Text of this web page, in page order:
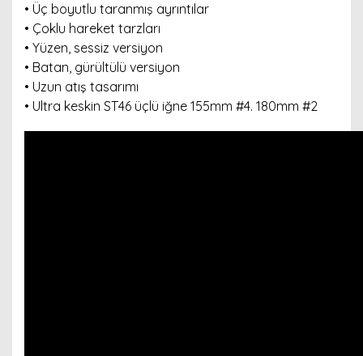
• Üç boyutlu taranmış ayrıntılar
• Çoklu hareket tarzları
• Yüzen, sessiz versiyon
• Batan, gürültülü versiyon
• Uzun atış tasarımı
• Ultra keskin ST46 üçlü iğne 155mm #4. 180mm #2